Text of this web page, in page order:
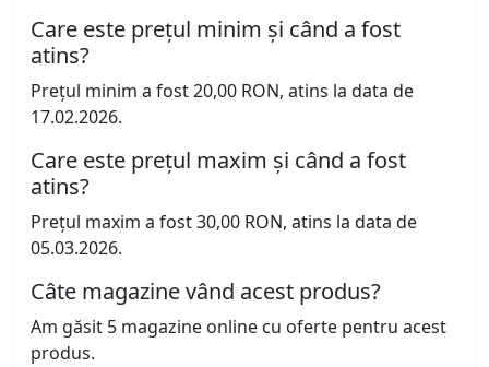
Care este prețul minim și când a fost
atins?
Prețul minim a fost 20,00 RON, atins la data de
17.02.2026.
Care este prețul maxim și când a fost
atins?
Prețul maxim a fost 30,00 RON, atins la data de
05.03.2026.
Câte magazine vând acest produs?
Am găsit 5 magazine online cu oferte pentru acest
produs.